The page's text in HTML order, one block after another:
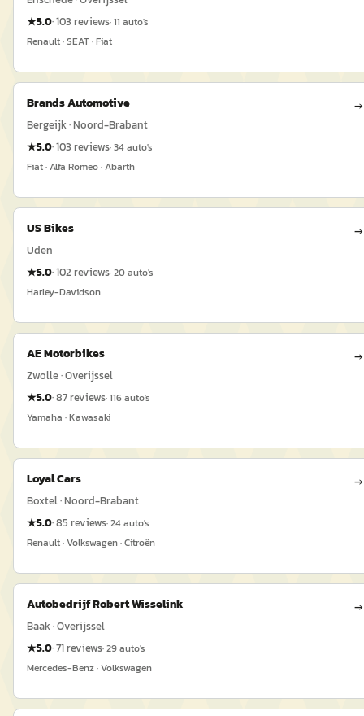
★5.0·103 reviews·11 auto's
Renault · SEAT · Fiat
Brands Automotive →
Bergeijk · Noord-Brabant
★5.0·103 reviews·34auto's
Fiat · Alfa Romeo · Abarth
US Bikes →
Uden
★5.0·102 reviews·20auto's
Harley-Davidson
AE Motorbikes →
Zwolle · Overijssel
★5.0·87reviews·116auto's
Yamaha · Kawasaki
Loyal Cars →
Boxtel · Noord-Brabant
★5.0·85 reviews·24auto's
Renault · Volkswagen · Citroën
Autobedrijf Robert Wisselink →
Baak · Overijssel
★5.0·71reviews·29auto's
Mercedes-Benz · Volkswagen